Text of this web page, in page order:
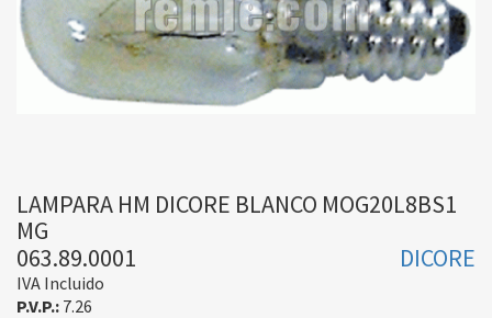
LAMPARA HM DICORE BLANCO MOG20L8BS1
MG
063.89.0001
DICORE
IVA Incluido
P.V.P.: 7.26